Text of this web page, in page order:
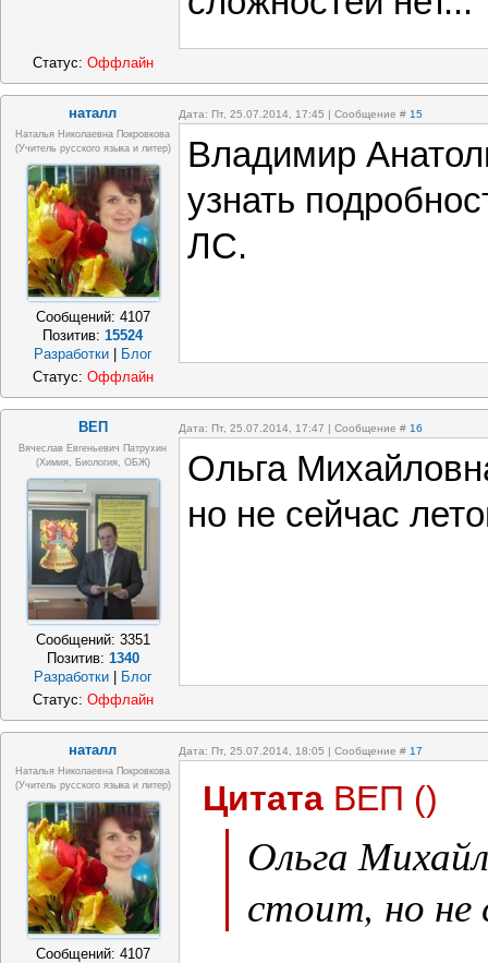
Статус: Оффлайн
наталл Дата: Пт, 25.07.2014, 17:45 | Сообщение # 15
Наталья Николаевна Покровкова
(учитель русского языка и литер)
Сообщений: 4107
Позитив:15524
Разработки
Блог
Владимир
узнать
ЛС.
Статус: Оффлайн
ВЕП Дата: Пт, 25.07.2014, 17:47 | Сообщение # 16
Вячеслав Евгеньевич Патрухин
(Химия, Биология, ОБЖ)
Сообщений: 3351
Позитив: 1340
Разработки
Блог
Ольга
но не сейчас
Статус: Оффлайн
наталл Дата: Пт, 25.07.2014, 18:05 | Сообщение # 17
Наталья Николаевна Покровкова
(учитель русского языка и литер)
Сообщений: 4107
Цитата ВЕП ()
Ольга
стоит, но не